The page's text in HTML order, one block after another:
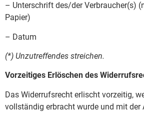
– Unterschrift des/der Verbraucher(s)
Papier)
– Datum
(*) Unzutreffendes streichen.
Vorzeitiges Erlöschen des
Das Widerrufsrecht erlischt vorzeitig,
vollständig erbracht wurde und mit der